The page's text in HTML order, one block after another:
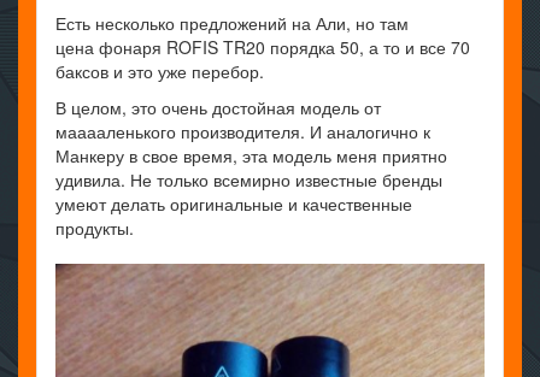
Есть несколько предложений на Али, но там
цена фонаря ROFIS TR20 порядка 50, а то и все 70
баксов и это уже перебор.
В целом, это очень достойная модель от
мааааленького производителя. И аналогично к
Манкеру в свое время, эта модель меня приятно
удивила. Не только всемирно известные бренды
умеют делать оригинальные и качественные
продукты.